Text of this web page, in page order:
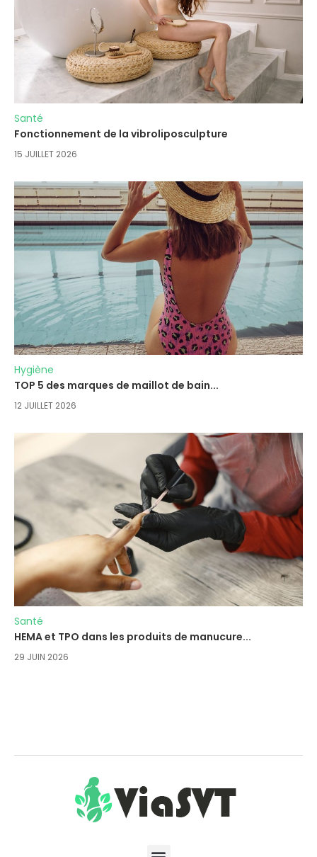
Santé
Fonctionnement de la vibroliposculpture
15 JUILLET 2026
Hygiène
TOP 5 des marques de maillot de bain...
12 JUILLET 2026
Santé
HEMA et TPO dans les produits de manucure...
29 JUIN 2026